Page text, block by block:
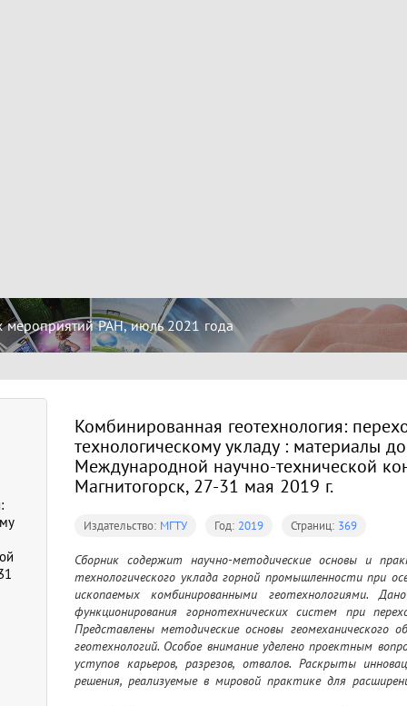
мероприятий РАН, июль 2021 года
Комбинированная геотехнология:
технологическому укладу : материалы
Международной научно-технической
Магнитогорск, 27-31 мая 2019 г.
Издательство: МГТУ Год: 2019 Страниц: 369
Сборник содержит научно-методические основы и
технологического уклада горной промышленности при
ископаемых комбинированными геотехнологиями.
функционирования горнотехнических систем при
Представлены методические основы геомеханического
геотехнологий. Особое внимание уделено проектным
уступов карьеров, разрезов, отвалов. Раскрыты
решения, реализуемые в мировой практике для